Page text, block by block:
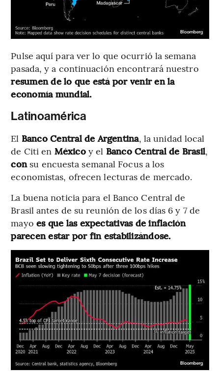
Pulse aquí para ver lo que ocurrió la semana
pasada, y a continuación encontrará nuestro
resumen de lo que está por venir en la
economía mundial.
Latinoamérica
El Banco Central de Argentina, la unidad local
de Citi en Méxicoy el Banco Central de Brasil,
consu encuesta semanal Focus a los
economistas, ofrecen lecturas de mercado.
La buena noticia para el Banco Central de
Brasil antes de su reunión de los días 6 y 7 de
mayo es que las expectativas de inflación
parecen estar por fin estabilizándose.